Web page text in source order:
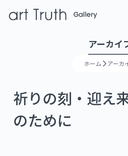
アーカイ
ホーム アーカ
祈りの刻・迎え
のために